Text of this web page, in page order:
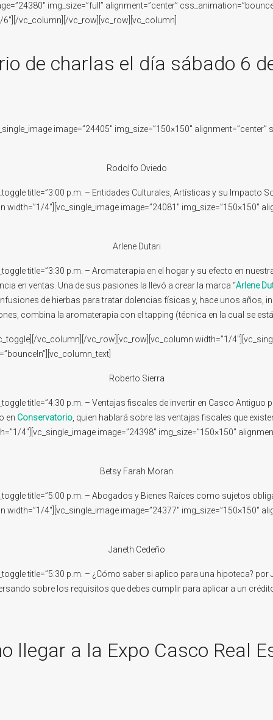
img_size=”full” alignment=”center”
vc_column][/vc_row][vc_row][vc_column]
de charlas el día sábado 6
image=”24405″ img_size=”150×150″ alignment=”center”
Rodolfo Oviedo
title=”3:00 p.m. – Entidades Culturales, Artísticas y su Impacto
4″][vc_single_image image=”24081″ img_size=”150×150″
Arlene Dutari
title=”3:30 p.m. – Aromaterapia en el hogar y su efecto en
en ventas. Una de sus pasiones la llevó a crear la marca “Arlene
de hierbas para tratar dolencias físicas y, hace unos años,
combina la aromaterapia con el tapping (técnica en la cual se
vc_column][/vc_row][vc_row][vc_column width=”1/
Roberto Sierra
title=”4:30 p.m. – Ventajas fiscales de invertir en Casco Antiguo
en Conservatorio , quien hablará sobre las ventajas fiscales que
4″][vc_single_image image=”24398″ img_size=”150×150″
Betsy Farah Moran
title=”5:00 p.m. – Abogados y Bienes Raíces como sujetos
4″][vc_single_image image=”24377″ img_size=”150×150″
Janeth Cedeño
title=”5:30 p.m. – ¿Cómo saber si aplico para una hipoteca? por
sobre los requisitos que debes cumplir para aplicar a un
llegar a la Expo Casco Real